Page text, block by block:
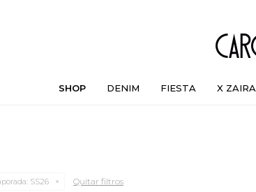
SHOP DENIM FIESTA X ZAIRA
SS26 Quitar filtros